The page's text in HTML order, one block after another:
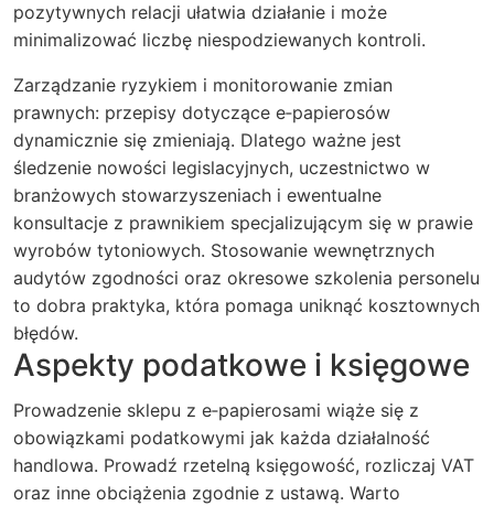
pozytywnych relacji ułatwia działanie i może
minimalizować liczbę niespodziewanych kontroli.
Zarządzanie ryzykiem i monitorowanie zmian
prawnych: przepisy dotyczące e‑papierosów
dynamicznie się zmieniają. Dlatego ważne jest
śledzenie nowości legislacyjnych, uczestnictwo w
branżowych stowarzyszeniach i ewentualne
konsultacje z prawnikiem specjalizującym się w prawie
wyrobów tytoniowych. Stosowanie wewnętrznych
audytów zgodności oraz okresowe szkolenia personelu
to dobra praktyka, która pomaga uniknąć kosztownych
błędów.
Aspekty podatkowe i księgowe
Prowadzenie sklepu z e‑papierosami wiąże się z
obowiązkami podatkowymi jak każda działalność
handlowa. Prowadź rzetelną księgowość, rozliczaj VAT
oraz inne obciążenia zgodnie z ustawą. Warto